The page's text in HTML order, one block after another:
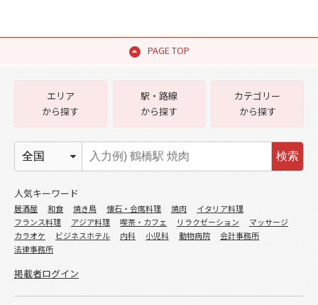
PAGE TOP
エリア
から探す
駅・路線
から探す
カテゴリー
から探す
検索
人気キーワード
居酒屋 和食 焼き鳥 懐石・会席料理 焼肉
イタリア料理
フランス料理
アジア料理 喫茶・カフェ リラクゼーション
マッサージ
カラオケ
ビジネスホテル 内科 小児科 動物病院
会計事務所
法律事務所
掲載者ログイン